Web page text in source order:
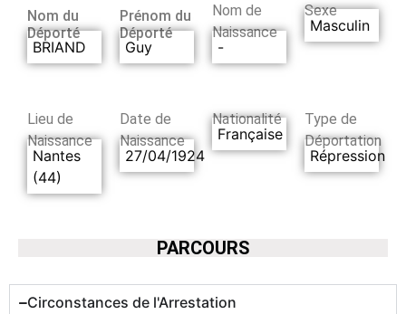
Nom du
Déporté
BRIAND
Prénom du
Déporté
Guy
Nom de
Naissance
-
Sexe
Masculin
Lieu de
Naissance
Nantes
(44)
Date de
Naissance
27/04/1924
Nationalité
Française
Type de
Déportation
Répression
PARCOURS
Circonstances de l'Arrestation